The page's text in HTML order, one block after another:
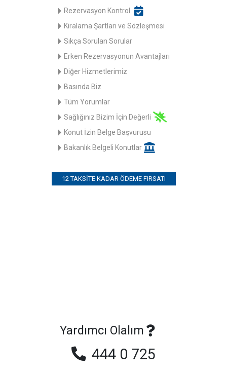
Rezervasyon Kontrol
Kiralama Şartları ve Sözleşmesi
Sıkça Sorulan Sorular
Erken Rezervasyonun Avantajları
Diğer Hizmetlerimiz
Basında Biz
Tüm Yorumlar
Sağlığınız Bizim İçin Değerli
Konut İzin Belge Başvurusu
Bakanlık Belgeli Konutlar
12 TAKSITE KADAR ÖDEME FIRSATI
Yardımcı Olalım
444 0 725